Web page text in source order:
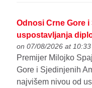
Odnosi Crne Gore
uspostavljanja
on 07/08/2026 at 10:33
Premijer Milojko
Gore i Sjedinjenih
najvišem nivou od